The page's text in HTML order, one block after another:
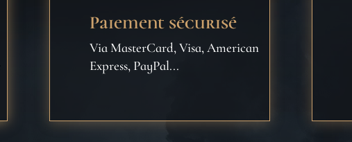
Paiement sécurisé
Via MasterCard, Visa, American
Express, PayPal...